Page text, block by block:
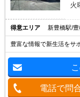
火
得意エリア 新豊橋駅/
豊富な情報で新生活をサ
電話で問